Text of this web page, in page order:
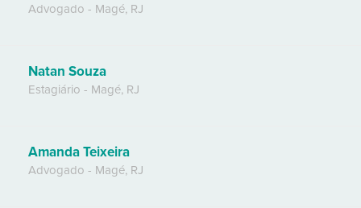
Advogado - Magé, RJ
Natan Souza
Estagiário - Magé, RJ
Amanda Teixeira
Advogado - Magé, RJ